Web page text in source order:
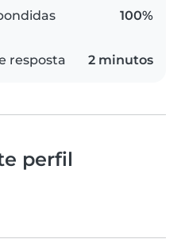
100%
resposta 2 minutos
perfil